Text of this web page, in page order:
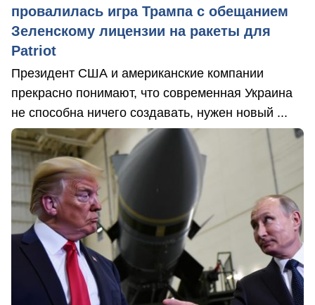
провалилась игра Трампа с обещанием
Зеленскому лицензии на ракеты для
Patriot
Президент США и американские компании
прекрасно понимают, что современная Украина
не способна ничего создавать, нужен новый ...